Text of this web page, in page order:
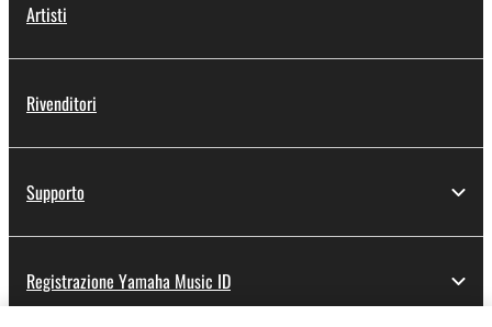
Artisti
Rivenditori
Supporto
Registrazione Yamaha Music ID